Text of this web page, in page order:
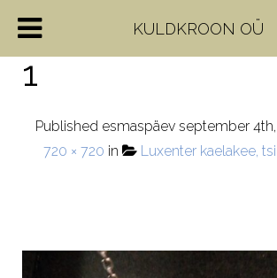
1
Published esmaspäev september 4th,
720 × 720 in Luxenter kaelakee,
KULDKROON OÜ